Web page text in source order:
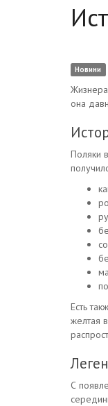
Новини
она
Поляки
Есть
желтая
С